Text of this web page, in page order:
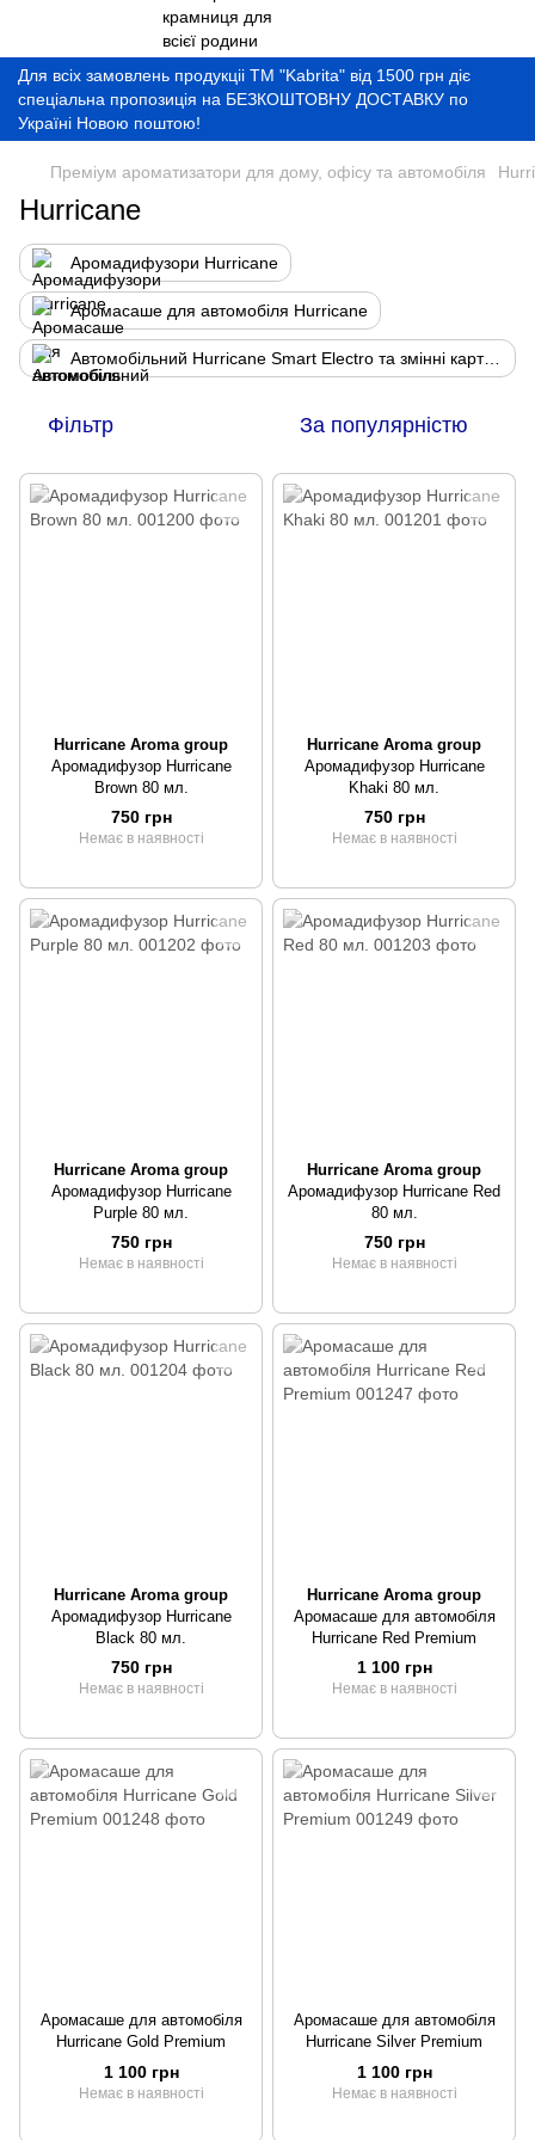
Для всіх замовлень продукціі ТМ "Kabrita" від 1500 грн діє
спеціальна пропозиція на БЕЗКОШТОВНУ ДОСТАВКУ по
Україні Новою поштою!
Преміум ароматизатори для дому, офісу та автомобіля
Hurricane
Аромадифузори Hurricane
Аромасаше для автомобіля Hurricane
Автомобільний Hurricane Smart Electro та змінні картриджі
Фільтр За популярністю
Hurricane Aroma group
Аромадифузор Hurricane
Brown 80 мл.
750 грн
Немає в наявності
Hurricane Aroma group
Аромадифузор Hurricane
Khaki 80 мл.
750 грн
Немає в наявності
Hurricane Aroma group
Аромадифузор Hurricane
Purple 80 мл.
750 грн
Немає в наявності
Hurricane Aroma group
Аромадифузор Hurricane Red
80 мл.
750 грн
Немає в наявності
Hurricane Aroma group
Аромадифузор Hurricane
Black 80 мл.
750 грн
Немає в наявності
Hurricane Aroma group
Аромасаше для автомобіля
Hurricane Red Premium
1 100 грн
Немає в наявності
Аромасаше для автомобіля
Hurricane Gold Premium
1 100 грн
Немає в наявності
Аромасаше для автомобіля
Hurricane Silver Premium
1 100 грн
Немає в наявності